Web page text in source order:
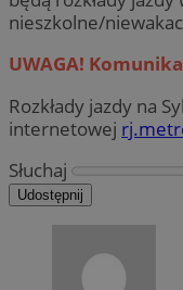
nieszkolne/
UWAGA!
Rozkłady jazdy na
internetowej
Słuchaj
Udostępnij